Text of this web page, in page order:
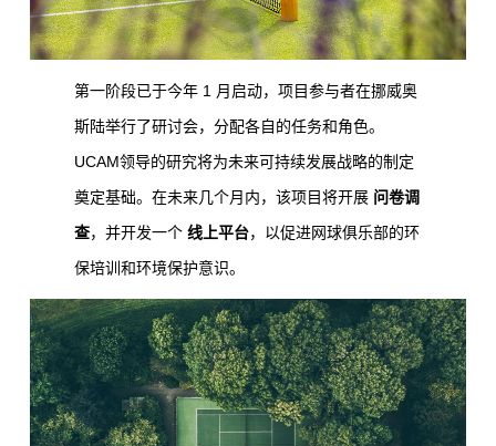
第一阶段已于今年 1 月启动，项目参与者在挪威奥
斯陆举行了研讨会，分配各自的任务和角色。
UCAM领导的研究将为未来可持续发展战略的制定
奠定基础。在未来几个月内，该项目将开展 问卷调
查，并开发一个 线上平台，以促进网球俱乐部的环
保培训和环境保护意识。